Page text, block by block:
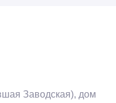
Заводская), дом